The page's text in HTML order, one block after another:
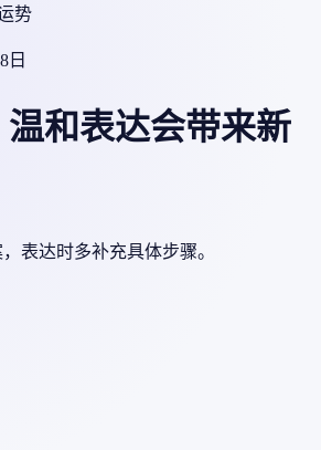
势
日
温和表达会带来新
表达时多补充具体步骤。